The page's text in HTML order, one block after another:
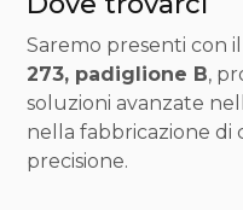
Saremo presenti con
273, padiglione B,
soluzioni avanzate
nella fabbricazione di
precisione.